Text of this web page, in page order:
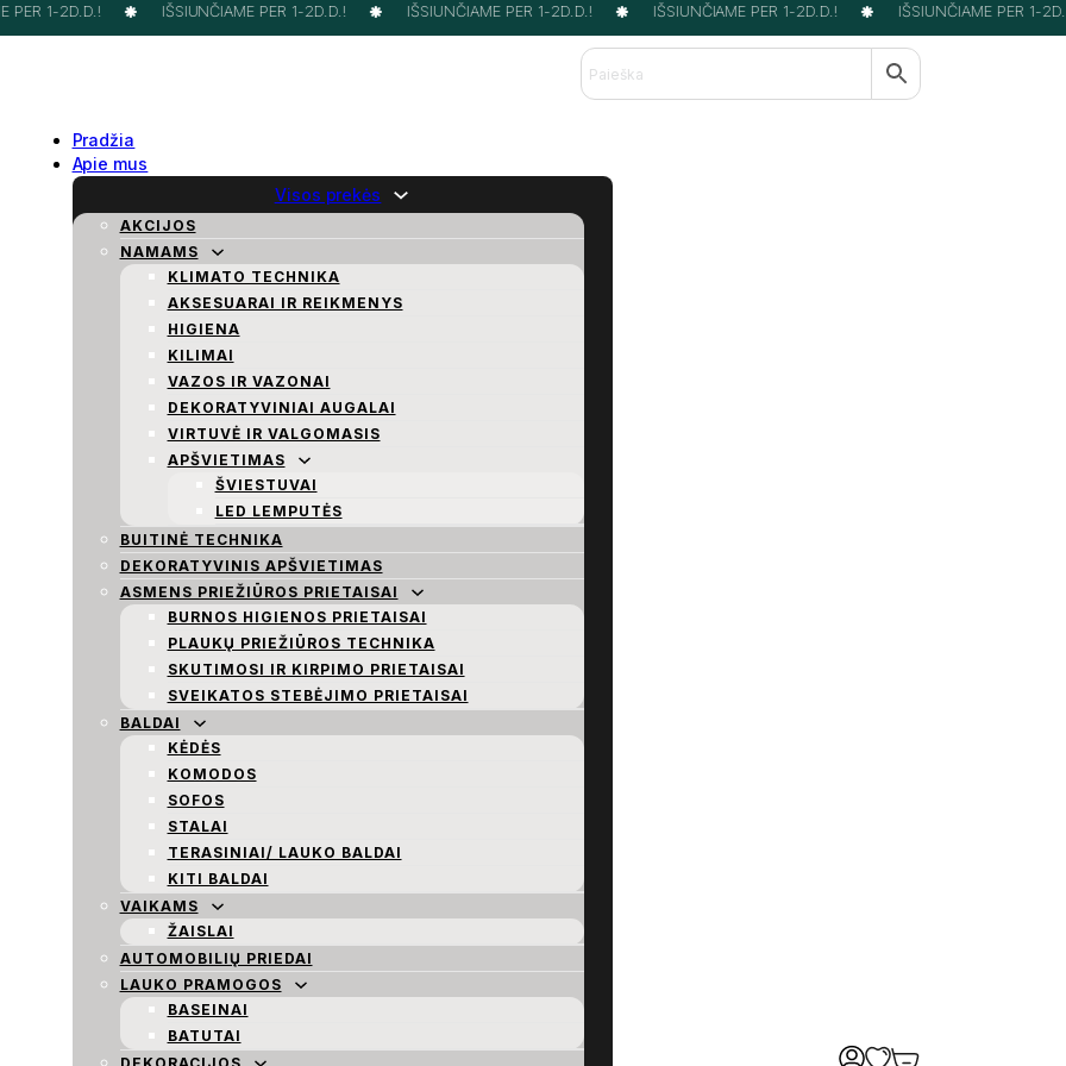
PER 1-2D.D.! IŠSIUNČIAME PER 1-2D.D.! IŠSIUNČIAME PER 1-2D.D.! IŠSIUNČIAME PER 1-2D.D.! IŠSIUNČIAME PER 1-
Pradžia
Apie mus
Visos prekės
AKCIJOS
NAMAMS
KLIMATO TECHNIKA
AKSESUARAI IR REIKMENYS
HIGIENA
KILIMAI
VAZOS IR VAZONAI
DEKORATYVINIAI AUGALAI
VIRTUVĖ IR VALGOMASIS
APŠVIETIMAS
ŠVIESTUVAI
LED LEMPUTĖS
BUITINĖ TECHNIKA
DEKORATYVINIS APŠVIETIMAS
ASMENS PRIEŽIŪROS PRIETAISAI
BURNOS HIGIENOS PRIETAISAI
PLAUKŲ PRIEŽIŪROS TECHNIKA
SKUTIMOSI IR KIRPIMO PRIETAISAI
SVEIKATOS STEBĖJIMO PRIETAISAI
BALDAI
KĖDĖS
KOMODOS
SOFOS
STALAI
TERASINIAI/ LAUKO BALDAI
KITI BALDAI
VAIKAMS
ŽAISLAI
AUTOMOBILIŲ PRIEDAI
LAUKO PRAMOGOS
BASEINAI
BATUTAI